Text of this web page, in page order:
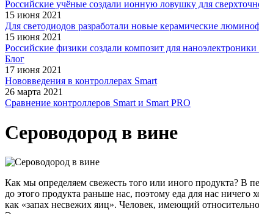
Российские учёные создали ионную ловушку для
15 июня 2021
Для светодиодов разработали новые керамические
15 июня 2021
Российские физики создали композит для
Блог
17 июня 2021
Нововведения в контроллерах Smart
26 марта 2021
Сравнение контроллеров Smart и Smart PRO
Сероводород в вине
Как мы определяем свежесть того или иного продукта? В
до этого продукта раньше нас, поэтому еда для нас ничего
как «запах несвежих яиц». Человек, имеющий